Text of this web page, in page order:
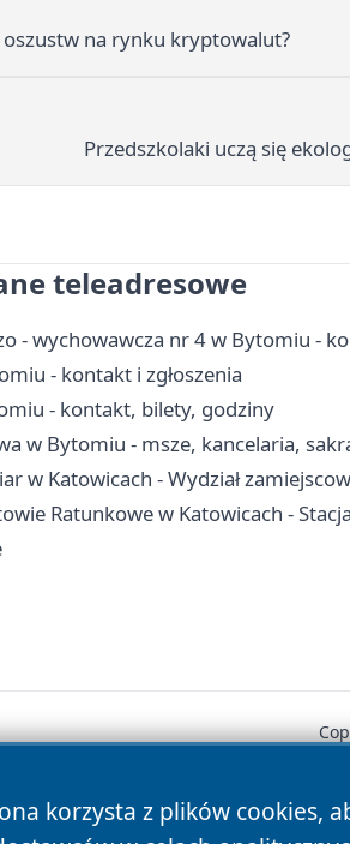
oszustw na rynku kryptowalut?
Przedszkolaki uczą się
teleadresowe
- wychowawcza nr 4 w Bytomiu -
- kontakt i zgłoszenia
- kontakt, bilety, godziny
w Bytomiu - msze, kancelaria,
w Katowicach - Wydział
Ratunkowe w Katowicach -
korzysta z plików cookies,News